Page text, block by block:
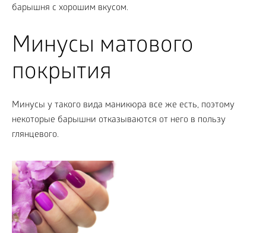
барышня с хорошим вкусом.
Минусы матового
покрытия
Минусы у такого вида маникюра все же есть, поэтому
некоторые барышни отказываются от него в пользу
глянцевого.